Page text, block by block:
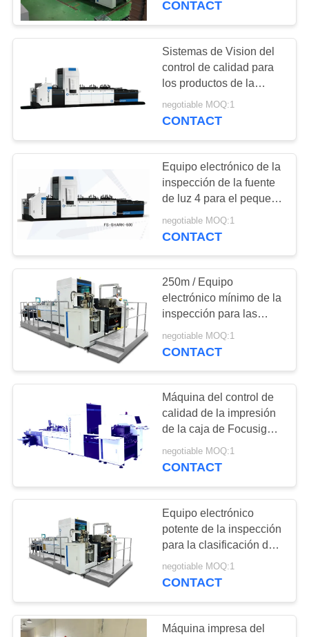
Sistemas de
empaquetado de
Vision
21
sistemas de
inspección de la
visión por ordenador
21
Equipo
automatizado de la
inspección visual
Equipo superficial
de la detección
CONTACT
Sistemas de Vision del
control de calidad para
los productos de la
atención sanitaria que
empaquetan la
negotiable MOQ:1
CONTACT
Equipo electrónico de la
inspección de la fuente
de luz 4 para el pequeño
control de calidad de la
impresión de la caja de
negotiable MOQ:1
CONTACT
250m / Equipo
electrónico mínimo de la
inspección para las
cajas plegables de
empaquetado
negotiable MOQ:1
CONTACT
Máquina del control de
calidad de la impresión
de la caja de Focusight
Pharma para la
inspección de los
negotiable MOQ:1
CONTACT
Equipo electrónico
potente de la inspección
para la clasificación de
la impresión de la caja
de la medicina
negotiable MOQ:1
CONTACT
Máquina impresa del